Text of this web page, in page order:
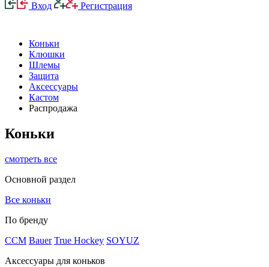
Вход Регистрация
Коньки
Клюшки
Шлемы
Защита
Аксессуары
Кастом
Распродажа
Коньки
смотреть все
Основной раздел
Все коньки
По бренду
ССМ Bauer True Hockey SOYUZ
Аксессуары для коньков